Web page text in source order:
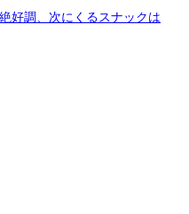
好調、次にくるスナックは